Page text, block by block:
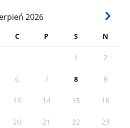
2026
C P S N
1 2
6 7 8 9
13 14 15 16
20 21 22 23